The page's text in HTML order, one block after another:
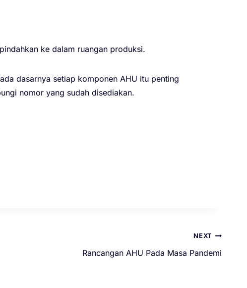
ke dalam ruangan produksi.
dasarnya setiap komponen AHU itu penting
nomor yang sudah disediakan.
NEXT
Rancangan AHU Pada Masa Pandemi